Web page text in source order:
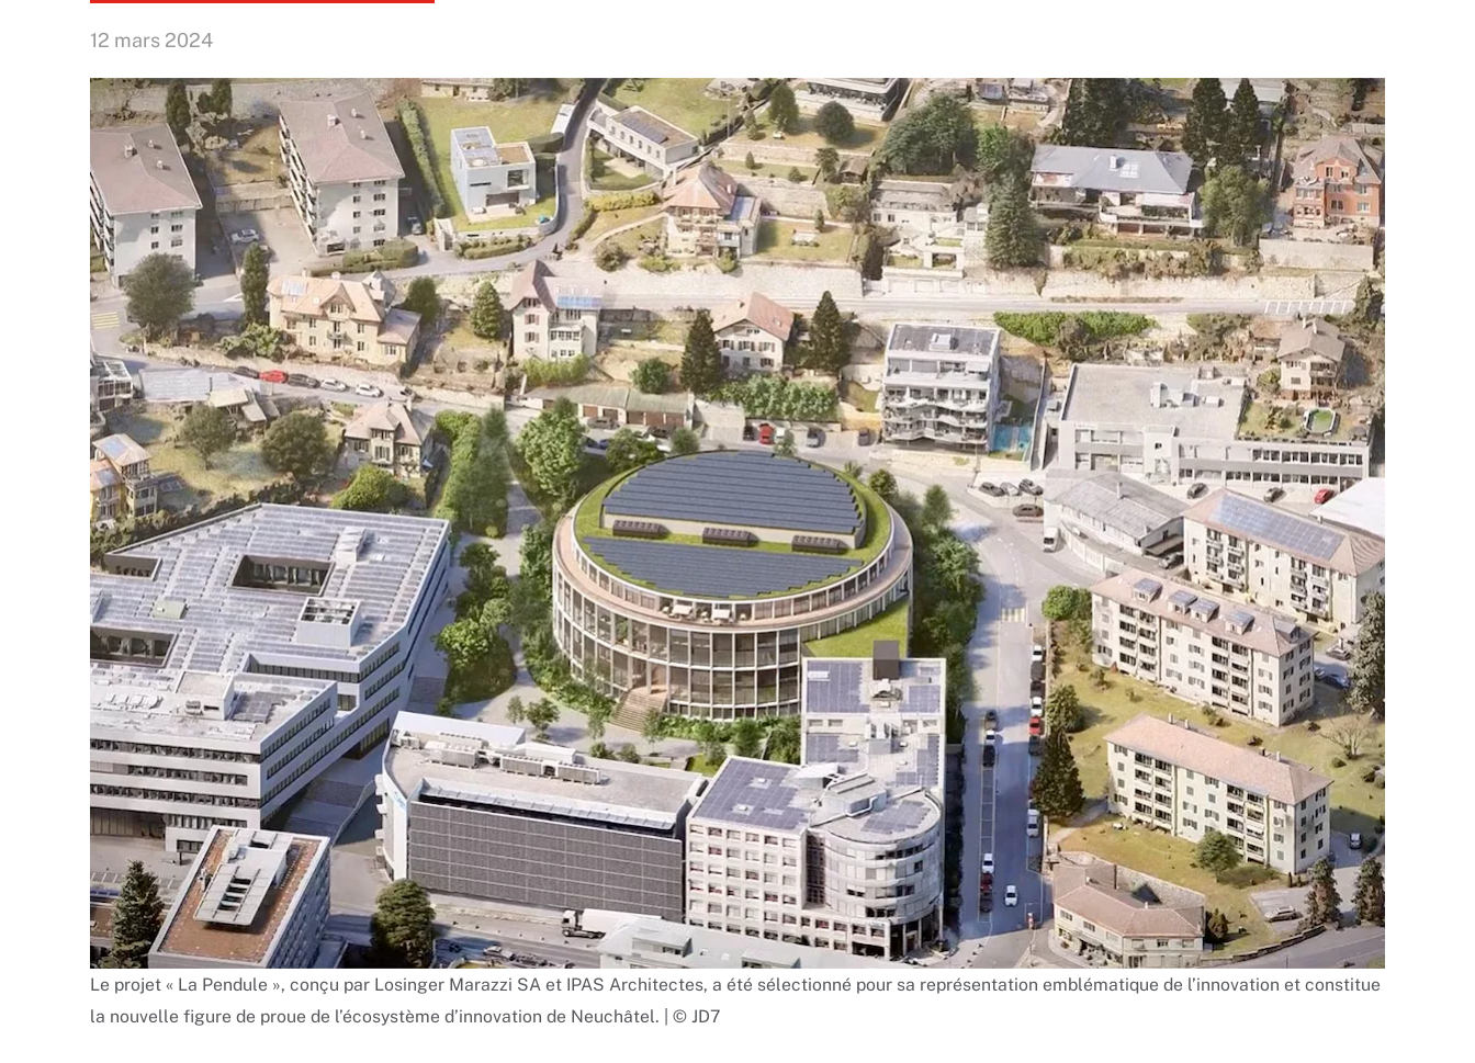
12 mars 2024
Le projet « La Pendule », conçu par Losinger Marazzi SA et IPAS Architectes, a été sélectionné pour sa représentation emblématique de l’innovation et constitue
la nouvelle figure de proue de l’écosystème d’innovation de Neuchâtel. | © JD7